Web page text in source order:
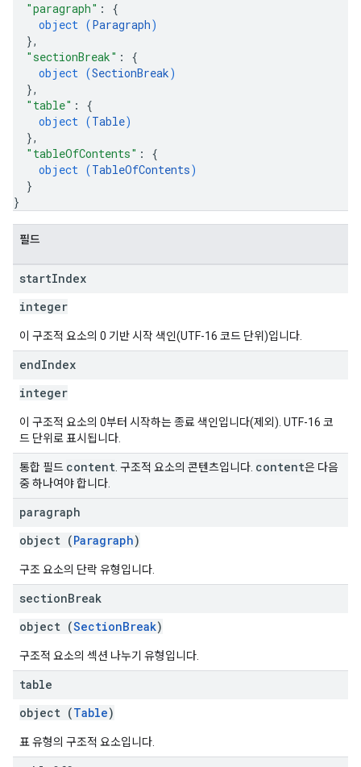
"paragraph" : {
object (Paragraph)
},
"sectionBreak" : {
object (SectionBreak)
},
"table" : {
object (Table)
},
"tableOfContents" : {
object (TableOfContents)
}
}
필드
startIndex
integer
이 구조적 요소의 0 기반 시작 색인(UTF-16 코드 단위)입니다.
endIndex
integer
이 구조적 요소의 0부터 시작하는 종료 색인입니다(제외). UTF-16 코
드 단위로 표시됩니다.
통합 필드 content . 구조적 요소의 콘텐츠입니다. content은 다음
중 하나여야 합니다.
paragraph
object (Paragraph)
구조 요소의 단락 유형입니다.
sectionBreak
object (SectionBreak)
구조적 요소의 섹션 나누기 유형입니다.
table
object (Table)
표 유형의 구조적 요소입니다.